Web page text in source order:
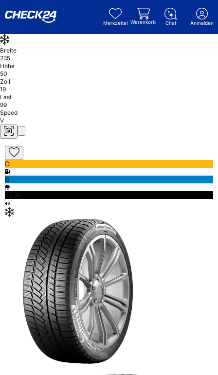
Merkzettel Warenkorb Chat Anmelden
Breite
235
Höhe
50
Zoll
19
Last
99
Speed
V
D
B
72db